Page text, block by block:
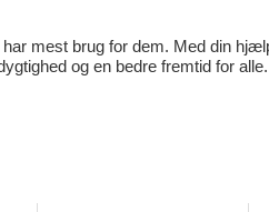
mest brug for dem. Med din
og en bedre fremtid for alle.